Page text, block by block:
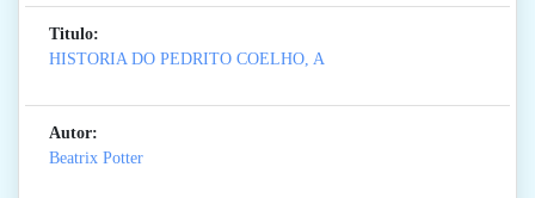
Titulo:
HISTORIA DO PEDRITO COELHO, A
Autor:
Beatrix Potter